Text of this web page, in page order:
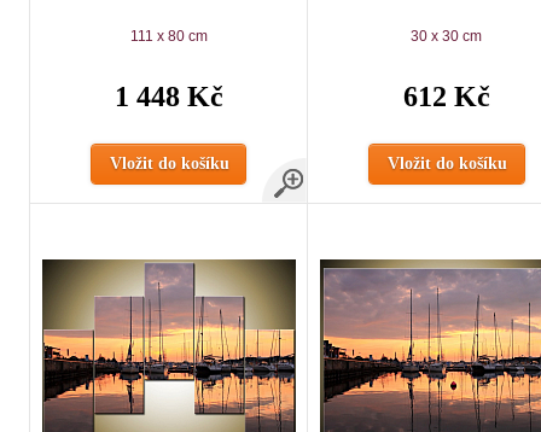
111 x 80 cm
1 448 Kč
Vložit do košíku
30 x 30 cm
612 Kč
Vložit do košíku